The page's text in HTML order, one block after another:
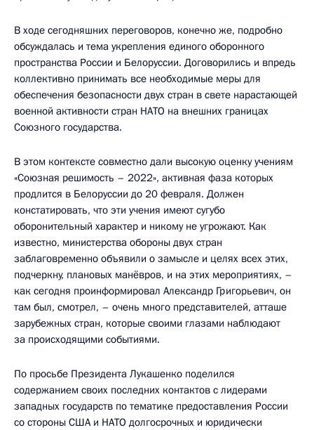
В ходе сегодняшних переговоров, конечно же, подробно
обсуждалась и тема укрепления единого оборонного
пространства России и Белоруссии. Договорились и впредь
коллективно принимать все необходимые меры для
обеспечения безопасности двух стран в свете нарастающей
военной активности стран НАТО на внешних границах
Союзного государства.
В этом контексте совместно дали высокую оценку учениям
«Союзная решимость – 2022», активная фаза которых
продлится в Белоруссии до 20 февраля. Должен
констатировать, что эти учения имеют сугубо
оборонительный характер и никому не угрожают. Как
известно, министерства обороны двух стран
заблаговременно объявили о замысле и целях всех этих,
подчеркну, плановых манёвров, и на этих мероприятиях, –
как сегодня проинформировал Александр Григорьевич, он
там был, смотрел, – очень много представителей, атташе
зарубежных стран, которые своими глазами наблюдают
за происходящими событиями.
По просьбе Президента Лукашенко поделился
содержанием своих последних контактов с лидерами
западных государств по тематике предоставления России
со стороны США и НАТО долгосрочных и юридически